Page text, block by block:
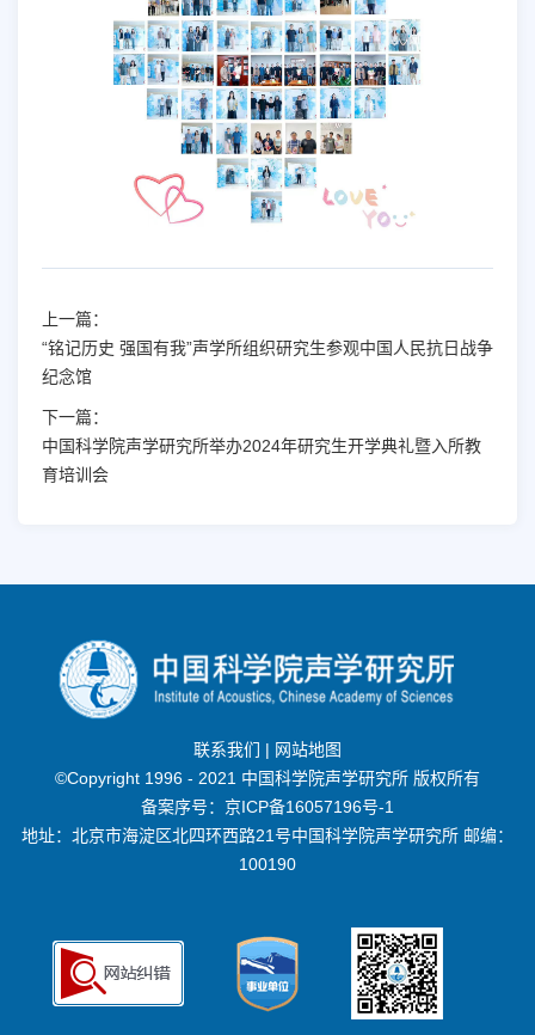
上一篇：
“铭记历史 强国有我”声学所组织研究生参观中国人民抗日战争
纪念馆
下一篇：
中国科学院声学研究所举办2024年研究生开学典礼暨入所教
育培训会
联系我们 | 网站地图
©Copyright 1996 - 2021 中国科学院声学研究所 版权所有
备案序号： 京ICP备16057196号-1
地址：北京市海淀区北四环西路21号中国科学院声学研究所 邮编：
100190